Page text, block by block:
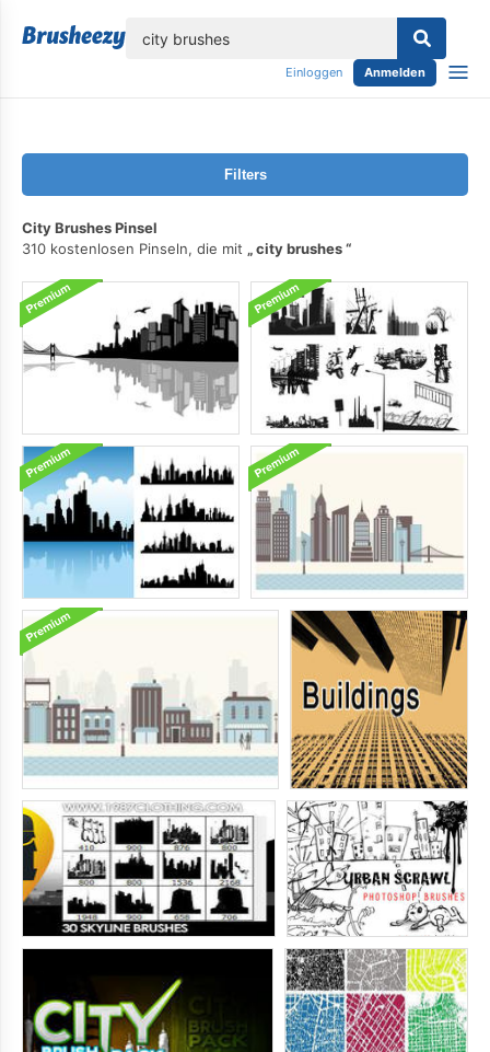
Einloggen Anmelden
Filters
City Brushes Pinsel
310 kostenlosen Pinseln, die mit
city brushes